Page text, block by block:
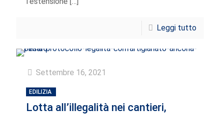
Leggi tutto
Settembre 16, 2021
EDILIZIA
Lotta all’illegalità nei cantieri,